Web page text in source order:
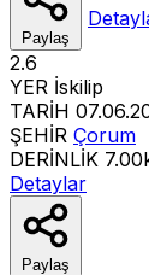
Paylaş
2.6
YER İskilip
TARİH
ŞEHİR Çorum
DERİNLİK
Detaylar
Paylaş